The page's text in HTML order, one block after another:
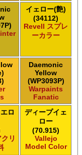
イェロー(艶)
(34112)
Revell スプレ
ーカラー
Daemonic
Yellow
(WP3093P)
Warpaints
Fanatic
ロ
リ
ディープイェ
ロー
(70.915)
Vallejo
Model Color